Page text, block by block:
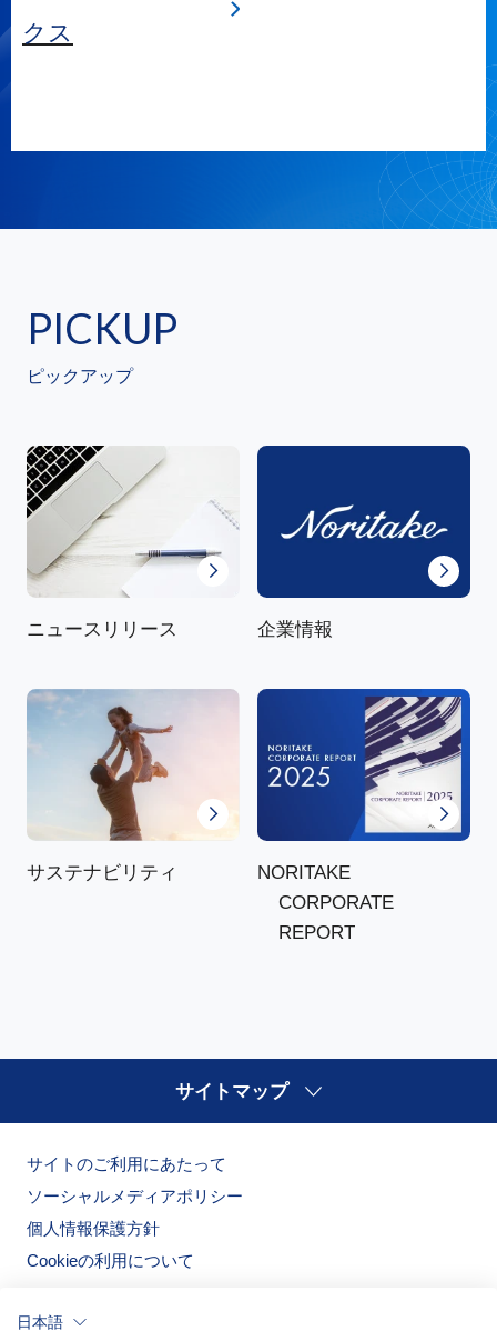
クス
PICKUP
ピックアップ
ニュースリリース 企業情報
サステナビリティ
NORITAKE
CORPORATE
REPORT
サイトマップ
サイトのご利用にあたって
ソーシャルメディアポリシー
個人情報保護方針
Cookieの利用について
日本語